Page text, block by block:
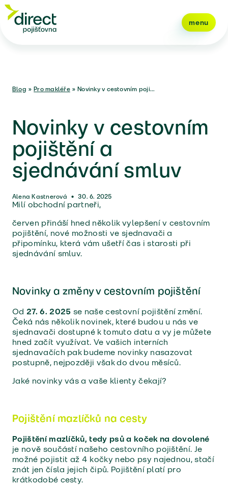
menu
Blog » Pro makléře » Novinky v cestovním poji...
Novinky v cestovním
pojištění a
sjednávání smluv
Alena Kastnerová • 30. 6. 2025
Milí obchodní partneři,
červen přináší hned několik vylepšení v cestovním
pojištění, nové možnosti ve sjednavači a
připomínku, která vám ušetří čas i starosti při
sjednávání smluv.
Novinky a změny v cestovním pojištění
Od 27. 6. 2025 se naše cestovní pojištění změní.
Čeká nás několik novinek, které budou u nás ve
sjednavači dostupné k tomuto datu a vy je můžete
hned začít využívat. Ve vašich interních
sjednavačích pak budeme novinky nasazovat
postupně, nejpozději však do dvou měsíců.
Jaké novinky vás a vaše klienty čekají?
Pojištění mazlíčků na cesty
Pojištění mazlíčků, tedy psů a koček na dovolené
je nově součástí našeho cestovního pojištění. Je
možné pojistit až 4 kočky nebo psy najednou, stačí
znát jen čísla jejich čipů. Pojištění platí pro
krátkodobé cesty.